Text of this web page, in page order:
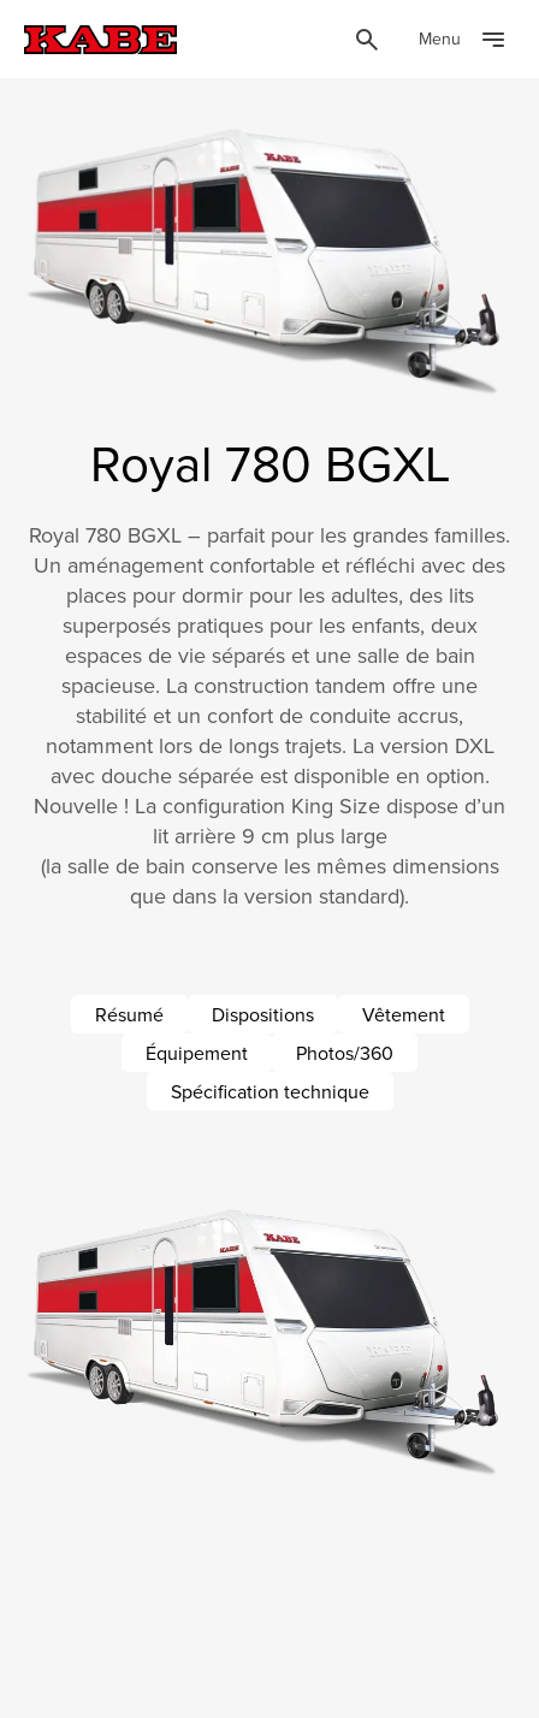
Menu
Royal 780 BGXL
Royal 780 BGXL – parfait pour les grandes familles.
Un aménagement confortable et réfléchi avec des
places pour dormir pour les adultes, des lits
superposés pratiques pour les enfants, deux
espaces de vie séparés et une salle de bain
spacieuse. La construction tandem offre une
stabilité et un confort de conduite accrus,
notamment lors de longs trajets. La version DXL
avec douche séparée est disponible en option.
Nouvelle ! La configuration King Size dispose d’un
lit arrière 9 cm plus large
(la salle de bain conserve les mêmes dimensions
que dans la version standard).
Résumé Dispositions
Vêtement
Équipement
Photos/360
Spécification technique